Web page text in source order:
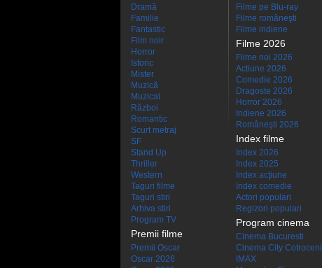
Dramă
Familie
Fantastic
Film noir
Horror
Istoric
Mister
Muzică
Muzical
Război
Romantic
Scurt metraj
SF
Stand Up
Thriller
Western
Taguri filme
Taguri stiri
Arhiva stiri
Program TV
Premii filme
Premii Oscar
Oscar 2026
Filme pe Blu-ray
Filme româneşti
Filme indiene
Filme 2026
Filme noi 2026
Actiune 2026
Comedie 2026
Dragoste 2026
Horror 2026
Indiene 2026
Româneşti 2026
Index filme
Index 2026
Index 2025
Index acţiune
Index comedie
Actori populari
Regizori populari
Program cinema
Cinema Bucuresti
Cinema City Cotroceni
IMAX